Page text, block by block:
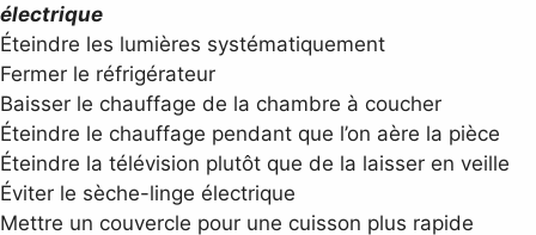
électrique
Éteindre les lumières systématiquement
Fermer le réfrigérateur
Baisser le chauffage de la chambre à coucher
Éteindre le chauffage pendant que l’on aère la pièce
Éteindre la télévision plutôt que de la laisser en veille
Éviter le sèche-linge électrique
Mettre un couvercle pour une cuisson plus rapide